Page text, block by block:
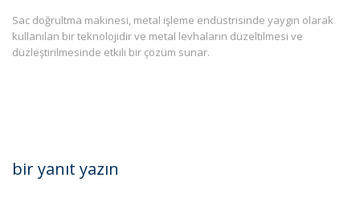
Sac doğrultma makinesi, metal işleme endüstrisinde yaygın olarak
kullanılan bir teknolojidir ve metal levhaların düzeltilmesi ve
düzleştirilmesinde etkili bir çözüm sunar.
bir yanıt yazın